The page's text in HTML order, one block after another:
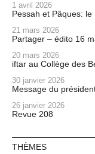
1 avril 2026
Pessah et Pâques:
21 mars 2026
Partager – édito 16
20 mars 2026
iftar au Collège des
30 janvier 2026
Message du
26 janvier 2026
Revue 208
THÈMES